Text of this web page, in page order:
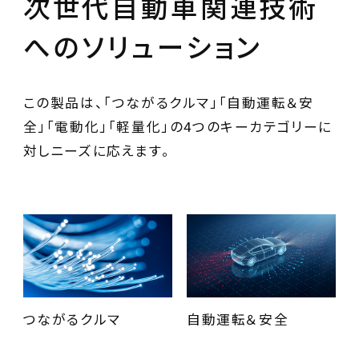
へのソリューション
この製品は、「つながるクルマ」「自動運転＆安
全」「電動化」「軽量化」の4つのキーカテゴリーに
対しニーズに応えます。
つながるクルマ 自動運転＆安全